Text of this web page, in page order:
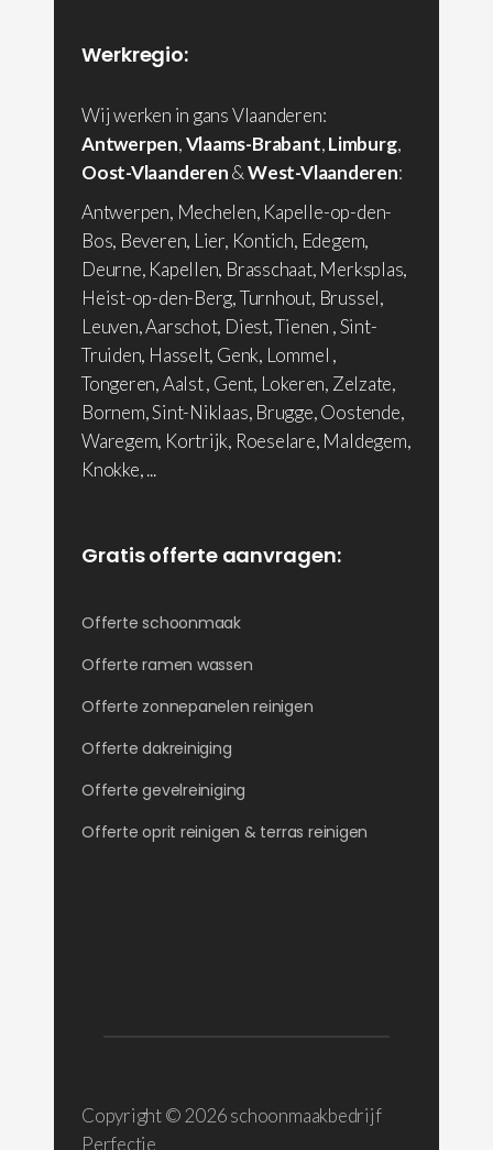
Werkregio:
Wij werken in gans Vlaanderen:
Antwerpen,Vlaams-Brabant,Limburg,
Oost-Vlaanderen&West-Vlaanderen:
Antwerpen, Mechelen, Kapelle-op-den-
Bos, Beveren, Lier, Kontich, Edegem,
Deurne, Kapellen, Brasschaat, Merksplas,
Heist-op-den-Berg, Turnhout, Brussel,
Leuven, Aarschot, Diest, Tienen , Sint-
Truiden, Hasselt, Genk, Lommel ,
Tongeren, Aalst , Gent, Lokeren, Zelzate,
Bornem, Sint-Niklaas, Brugge, Oostende,
Waregem, Kortrijk, Roeselare, Maldegem,
Knokke, ...
Gratis offerte aanvragen:
Offerte schoonmaak
Offerte ramen wassen
Offerte zonnepanelen reinigen
Offerte dakreiniging
Offerte gevelreiniging
Offerte oprit reinigen & terras reinigen
Copyright © 2026 schoonmaakbedrijf
Perfectie